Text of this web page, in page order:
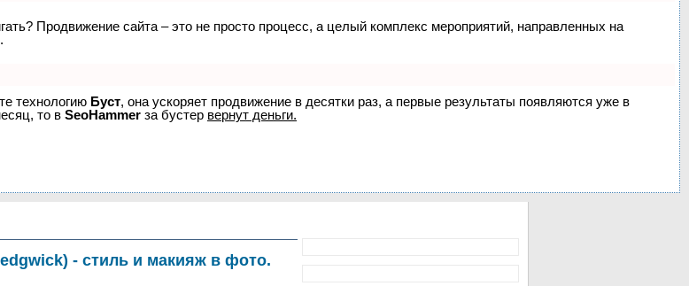
Продвижение сайта – это не просто процесс, а целый комплекс мероприятий, направленных на
технологию Буст, она ускоряет продвижение в десятки раз, а первые результаты появляются уже в
то в SeoHammer за бустер вернут деньги.
- стиль и макияж в фото.